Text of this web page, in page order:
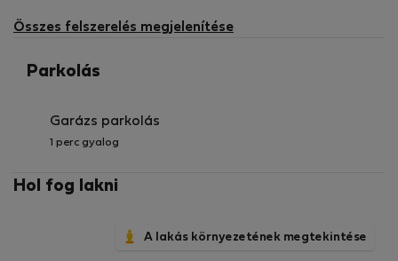
elérhető
Összes felszerelés megjelenítése
Parkolás
Garázs parkolás
1 perc gyalog
Hol fog lakni
A lakás környezetének megtekintése